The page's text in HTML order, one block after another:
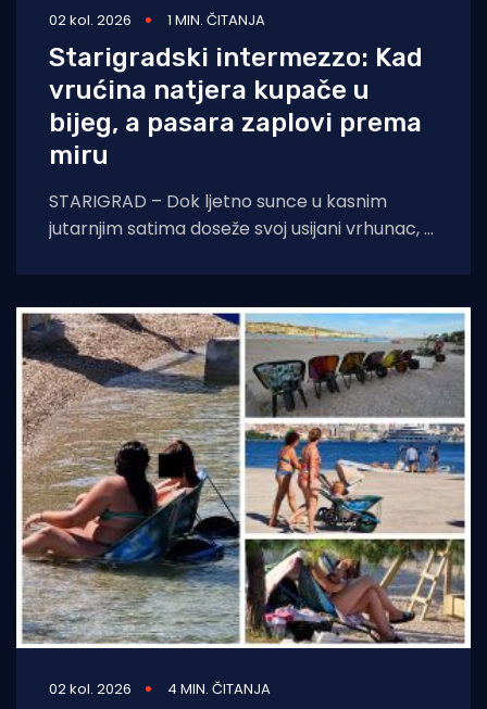
02 kol. 2026 1 MIN. ČITANJA
Starigradski intermezzo: Kad
vrućina natjera kupače u
bijeg, a pasara zaplovi prema
miru
STARIGRAD – Dok ljetno sunce u kasnim
jutarnjim satima doseže svoj usijani vrhunac, a
02 kol. 2026 4 MIN. ČITANJA